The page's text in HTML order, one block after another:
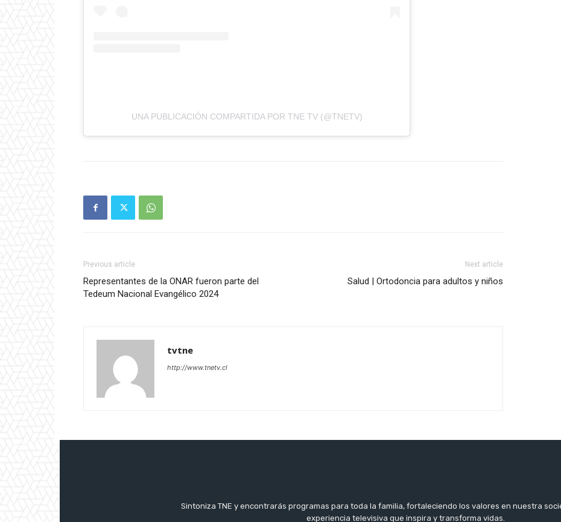
UNA PUBLICACIÓN COMPARTIDA POR TNE TV (@TNETV)
Previous article
Representantes de la ONAR fueron parte del
Tedeum Nacional Evangélico 2024
Next article
Salud | Ortodoncia para adultos y niños
tvtne
http://www.tnetv.cl
Sintoniza TNE y encontrarás programas para toda la familia, fortaleciendo los valores en nuestra
experiencia televisiva que inspira y transforma vidas.